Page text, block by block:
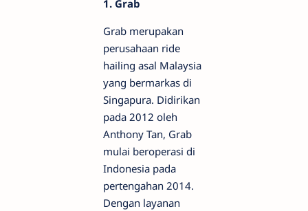
1. Grab
Grab merupakan
perusahaan ride
hailing asal Malaysia
yang bermarkas di
Singapura. Didirikan
pada 2012 oleh
Anthony Tan, Grab
mulai beroperasi di
Indonesia pada
pertengahan 2014.
Dengan layanan